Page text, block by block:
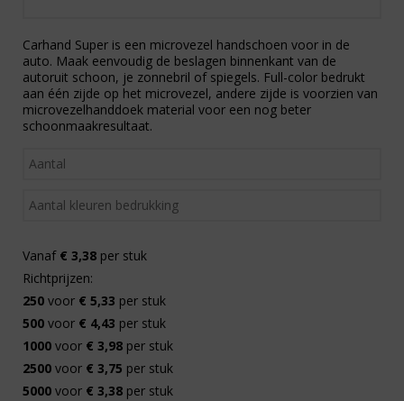
Carhand Super is een microvezel handschoen voor in de
auto. Maak eenvoudig de beslagen binnenkant van de
autoruit schoon, je zonnebril of spiegels. Full-color bedrukt
aan één zijde op het microvezel, andere zijde is voorzien van
microvezelhanddoek material voor een nog beter
schoonmaakresultaat.
Vanaf € 3,38 per stuk
Richtprijzen:
250 voor € 5,33 per stuk
500 voor € 4,43 per stuk
1000 voor € 3,98 per stuk
2500 voor € 3,75 per stuk
5000 voor € 3,38 per stuk